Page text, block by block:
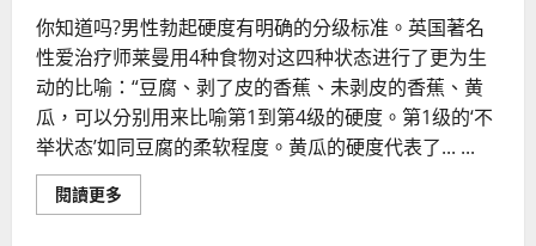
你知道吗?男性勃起硬度有明确的分级标准。英国著名
性爱治疗师莱曼用4种食物对这四种状态进行了更为生
动的比喻：“豆腐、剥了皮的香蕉、未剥皮的香蕉、黄
瓜，可以分别用来比喻第1到第4级的硬度。第1级的‘不
举状态’如同豆腐的柔软程度。黄瓜的硬度代表了... ...
閱讀更多
more